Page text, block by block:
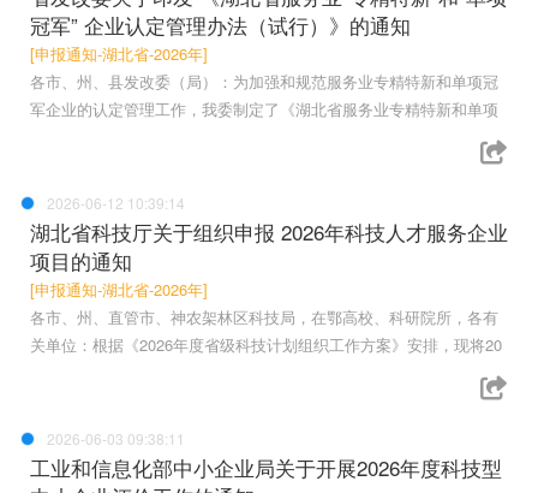
冠军” 企业认定管理办法（试行）》的通知
[申报通知-湖北省-2026年]
各市、州、县发改委（局）：为加强和规范服务业专精特新和单项冠
军企业的认定管理工作，我委制定了《湖北省服务业专精特新和单项
2026-06-12 10:39:14
湖北省科技厅关于组织申报 2026年科技人才服务企业
项目的通知
[申报通知-湖北省-2026年]
各市、州、直管市、神农架林区科技局，在鄂高校、科研院所，各有
关单位：根据《2026年度省级科技计划组织工作方案》安排，现将20
2026-06-03 09:38:11
工业和信息化部中小企业局关于开展2026年度科技型